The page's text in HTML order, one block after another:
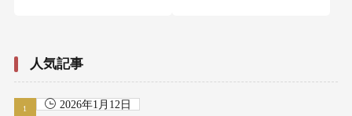
人気記事
2026年1月12日